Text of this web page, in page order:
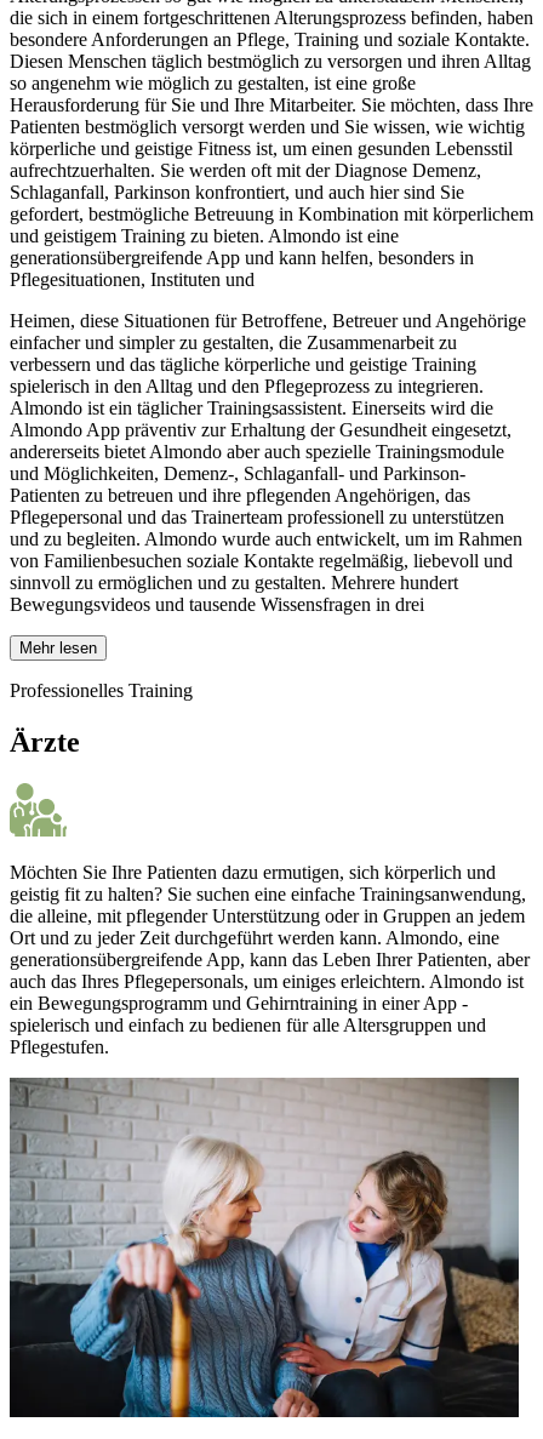
die sich in einem fortgeschrittenen Alterungsprozess befinden, haben
besondere Anforderungen an Pflege, Training und soziale Kontakte.
Diesen Menschen täglich bestmöglich zu versorgen und ihren Alltag
so angenehm wie möglich zu gestalten, ist eine große
Herausforderung für Sie und Ihre Mitarbeiter. Sie möchten, dass Ihre
Patienten bestmöglich versorgt werden und Sie wissen, wie wichtig
körperliche und geistige Fitness ist, um einen gesunden Lebensstil
aufrechtzuerhalten. Sie werden oft mit der Diagnose Demenz,
Schlaganfall, Parkinson konfrontiert, und auch hier sind Sie
gefordert, bestmögliche Betreuung in Kombination mit körperlichem
und geistigem Training zu bieten. Almondo ist eine
generationsübergreifende App und kann helfen, besonders in
Pflegesituationen, Instituten und
Heimen, diese Situationen für Betroffene, Betreuer und Angehörige
einfacher und simpler zu gestalten, die Zusammenarbeit zu
verbessern und das tägliche körperliche und geistige Training
spielerisch in den Alltag und den Pflegeprozess zu integrieren.
Almondo ist ein täglicher Trainingsassistent. Einerseits wird die
Almondo App präventiv zur Erhaltung der Gesundheit eingesetzt,
andererseits bietet Almondo aber auch spezielle Trainingsmodule
und Möglichkeiten, Demenz-, Schlaganfall- und Parkinson-
Patienten zu betreuen und ihre pflegenden Angehörigen, das
Pflegepersonal und das Trainerteam professionell zu unterstützen
und zu begleiten. Almondo wurde auch entwickelt, um im Rahmen
von Familienbesuchen soziale Kontakte regelmäßig, liebevoll und
sinnvoll zu ermöglichen und zu gestalten. Mehrere hundert
Bewegungsvideos und tausende Wissensfragen in drei
Mehr lesen
Professionelles Training
Ärzte
Möchten Sie Ihre Patienten dazu ermutigen, sich körperlich und
geistig fit zu halten? Sie suchen eine einfache Trainingsanwendung,
die alleine, mit pflegender Unterstützung oder in Gruppen an jedem
Ort und zu jeder Zeit durchgeführt werden kann. Almondo, eine
generationsübergreifende App, kann das Leben Ihrer Patienten, aber
auch das Ihres Pflegepersonals, um einiges erleichtern. Almondo ist
ein Bewegungsprogramm und Gehirntraining in einer App -
spielerisch und einfach zu bedienen für alle Altersgruppen und
Pflegestufen.